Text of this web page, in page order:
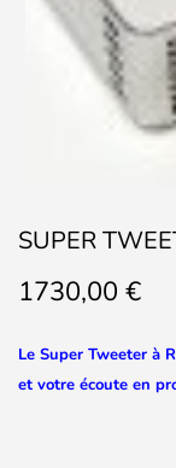
SUPER
1730,00 €
Le Super Tweeter à
et votre écoute en